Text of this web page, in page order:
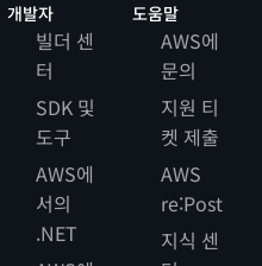
개발자
빌더 센
터
SDK 및
도구
AWS에
서의
.NET
도움말
AWS에
문의
지원 티
켓 제출
AWS
re:Post
지식 센